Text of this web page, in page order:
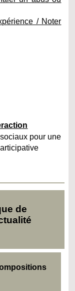
/ Noter
pour une
de